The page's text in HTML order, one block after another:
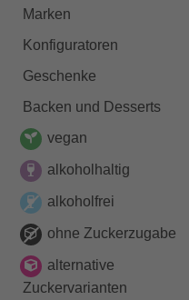
Marken
Konfiguratoren
Geschenke
Backen und Desserts
vegan
alkoholhaltig
alkoholfrei
ohne Zuckerzugabe
alternative
Zuckervarianten